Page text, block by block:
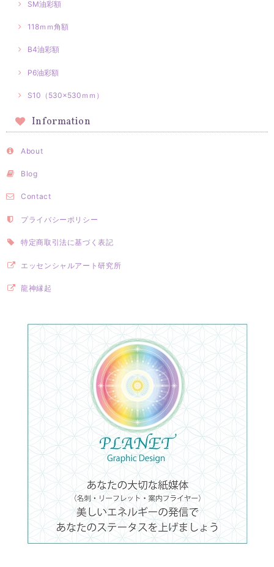
SM油彩額
118ｍｍ角額
B4油彩額
P6油彩額
S10（530×530ｍｍ）
Information
About
Blog
Contact
プライバシーポリシー
特定商取引法に基づく表記
エッセンシャルアート研究所
龍神縁起